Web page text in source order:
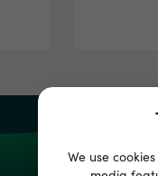
We use